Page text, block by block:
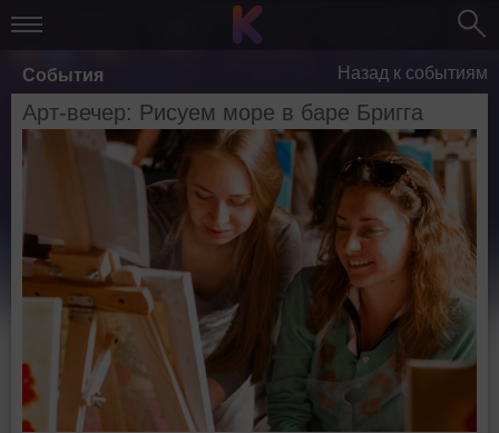
События Назад к событиям
Арт-вечер: Рисуем море в баре Бригга